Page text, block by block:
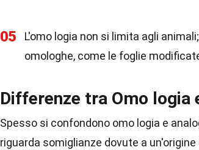
05
L'omo logia non si limita agli
omologhe, come le foglie
Differenze tra Omo logia
Spesso si confondono omo logia e
riguarda somiglianze dovute a